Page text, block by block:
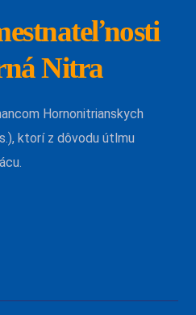
Nitra
Hornonitrianskych
ktorí z dôvodu útlmu